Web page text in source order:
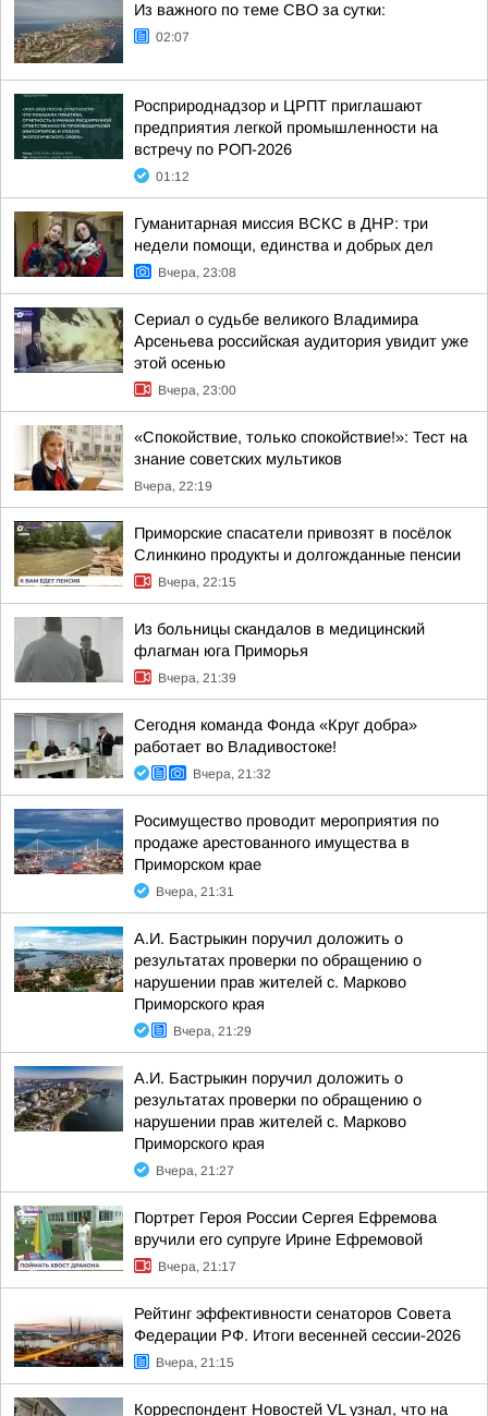
Из важного по теме СВО за сутки:
02:07
Росприроднадзор и ЦРПТ приглашают
предприятия легкой промышленности на
встречу по РОП-2026
01:12
Гуманитарная миссия ВСКС в ДНР: три
недели помощи, единства и добрых дел
Вчера, 23:08
Сериал о судьбе великого Владимира
Арсеньева российская аудитория увидит уже
этой осенью
Вчера, 23:00
«Спокойствие, только спокойствие!»: Тест на
знание советских мультиков
Вчера, 22:19
Приморские спасатели привозят в посёлок
Слинкино продукты и долгожданные пенсии
Вчера, 22:15
Из больницы скандалов в медицинский
флагман юга Приморья
Вчера, 21:39
Сегодня команда Фонда «Круг добра»
работает во Владивостоке!
Вчера, 21:32
Росимущество проводит мероприятия по
продаже арестованного имущества в
Приморском крае
Вчера, 21:31
А.И. Бастрыкин поручил доложить о
результатах проверки по обращению о
нарушении прав жителей с. Марково
Приморского края
Вчера, 21:29
А.И. Бастрыкин поручил доложить о
результатах проверки по обращению о
нарушении прав жителей с. Марково
Приморского края
Вчера, 21:27
Портрет Героя России Сергея Ефремова
вручили его супруге Ирине Ефремовой
Вчера, 21:17
Рейтинг эффективности сенаторов Совета
Федерации РФ. Итоги весенней сессии-2026
Вчера, 21:15
Корреспондент Новостей VL узнал, что на